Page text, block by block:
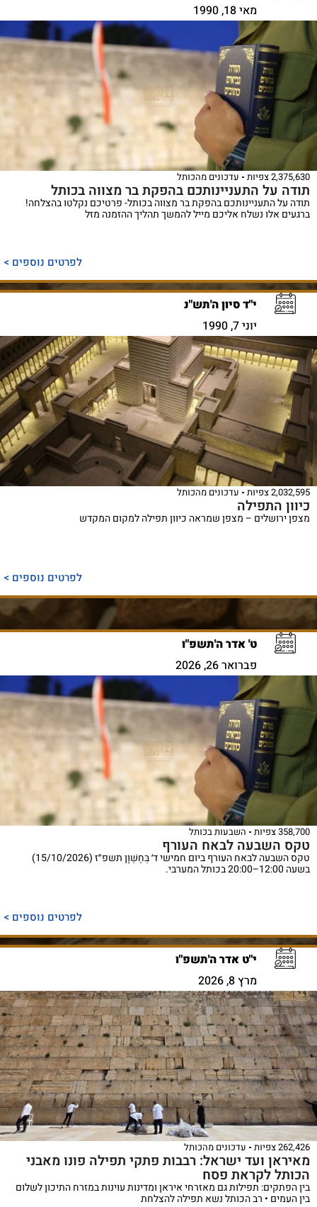
מאי 18, 1990
2,375,630 צפיות עדכונים מהכותל
תודה על התעניינותכם בהפקת בר מצווה בכותל
תודה על התעניינותכם בהפקת בר מצווה בכותל- פרטיכם נקלטו בהצלחה!
ברגעים אלו נשלח אליכם מייל להמשך תהליך ההזמנה מזל
לפרטים נוספים >
י"ד סיון ה'תש"נ
יוני 7, 1990
2,032,595 צפיות עדכונים מהכותל
כיוון התפילה
מצפן ירושלים – מצפן שמראה כיוון תפילה למקום המקדש
לפרטים נוספים >
ט' אדר ה'תשפ"ו
פברואר 26, 2026
358,700 צפיות השבעות בכותל
טקס השבעה לבאח העורף
טקס השבעה לבאח העורף ביום חמישי ד׳ בְּחֶשְׁוָן תשפ״ז (15/10/2026)
בשעה 12:00–20:00 בכותל המערבי.
לפרטים נוספים >
י"ט אדר ה'תשפ"ו
מרץ 8, 2026
262,426 צפיות עדכונים מהכותל
מאיראן ועד ישראל: רבבות פתקי תפילה פונו מאבני
הכותל לקראת פסח
בין הפתקים: תפילות גם מאזרחי איראן ומדינות עוינות במזרח התיכון לשלום
בין העמים • רב הכותל נשא תפילה להצלחת